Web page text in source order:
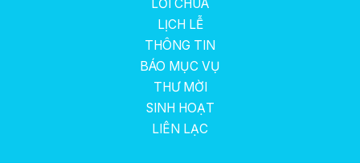
LỜI CHÚA
LỊCH LỄ
THÔNG TIN
BÁO MỤC VỤ
THƯ MỜI
SINH HOẠT
LIÊN LẠC